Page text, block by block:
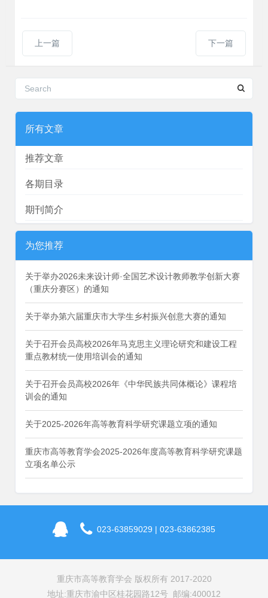
上一篇 下一篇
所有文章
推荐文章
各期目录
期刊简介
为您推荐
关于举办2026未来设计师·全国艺术设计教师教学创新大赛
（重庆分赛区）的通知
关于举办第六届重庆市大学生乡村振兴创意大赛的通知
关于召开会员高校2026年马克思主义理论研究和建设工程
重点教材统一使用培训会的通知
关于召开会员高校2026年《中华民族共同体概论》课程培
训会的通知
关于2025-2026年高等教育科学研究课题立项的通知
重庆市高等教育学会2025-2026年度高等教育科学研究课题
立项名单公示
023-63859029 | 023-63862385
重庆市高等教育学会 版权所有 2017-2020
地址:重庆市渝中区桂花园路12号 邮编:400012